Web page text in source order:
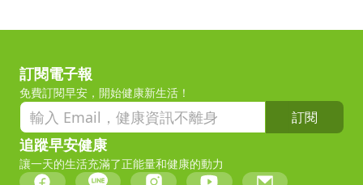
訂閱電子報
免費訂閱早安，開始健康新生活！
訂閱
追蹤早安健康
讓一天的生活充滿了正能量和健康的動力